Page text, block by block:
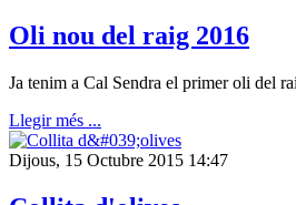
Oli nou del raig 2016
Ja tenim a Cal Sendra el primer oli del
Llegir més ...
Dijous, 15 Octubre 2015 14:47